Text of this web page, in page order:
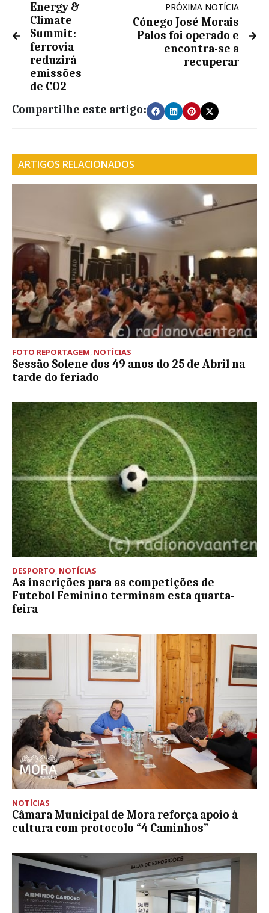
Energy &
Climate
Summit:
ferrovia
reduzirá
emissões
de CO2
PRÓXIMA NOTÍCIA
Cónego José Morais
Palos foi operado e
encontra-se a
recuperar
Compartilhe este artigo:
ARTIGOS RELACIONADOS
FOTO REPORTAGEM, NOTÍCIAS
Sessão Solene dos 49 anos do 25 de Abril na
tarde do feriado
DESPORTO, NOTÍCIAS
As inscrições para as competições de
Futebol Feminino terminam esta quarta-
feira
NOTÍCIAS
Câmara Municipal de Mora reforça apoio à
cultura com protocolo “4 Caminhos”